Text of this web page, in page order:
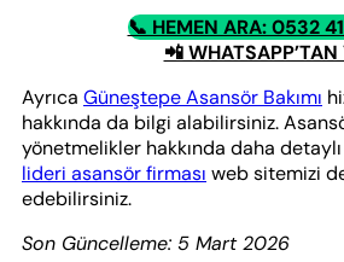
📞 HEMEN ARA: 0532
📲 WHATSAPP’TAN
Ayrıca Güneştepe Asansör Bakımı
hakkında da bilgi alabilirsiniz.
yönetmelikler hakkında daha
lideri asansör firması web sitemizi
edebilirsiniz.
Son Güncelleme: 5 Mart 2026